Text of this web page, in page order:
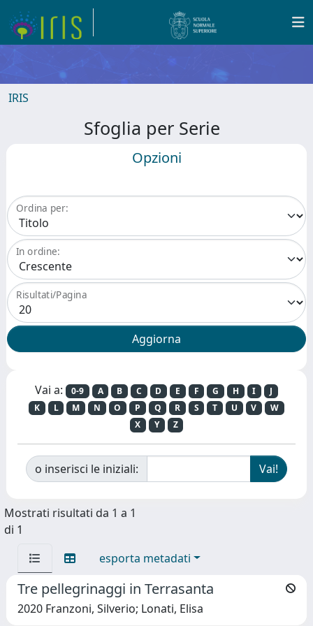
IRIS
Sfoglia per Serie
Opzioni
Ordina per:
In ordine:
Risultati/Pagina
Vai a: 0-9 A B C D E F G H I
J
K
L M N O P Q R S T U V
W
X
Y Z
o inserisci le iniziali:
Mostrati risultati da 1 a 1
di 1
esporta metadati
Tre pellegrinaggi in Terrasanta
2020 Franzoni, Silverio; Lonati, Elisa